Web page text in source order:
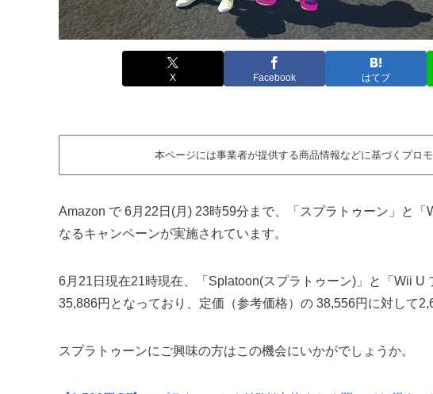
X Facebook はてブ
本ページには事業者が提供する商品情報などに基づくプロ
Amazon で 6月22日(月) 23時59分まで、「スプラトゥーン」と
なるキャンペーンが実施されています。
6月21日現在21時現在、「Splatoon(スプラトゥーン)」と「Wii U
35,886円となっており、定価（参考価格）の 38,556円に対して
スプラトゥーンにご興味の方はこの機会にいかがでしょうか。